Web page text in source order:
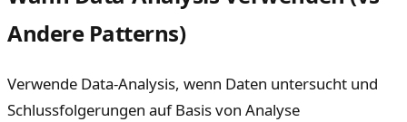
Andere Patterns)
Verwende Data-Analysis, wenn Daten untersucht und
Schlussfolgerungen auf Basis von Analyse